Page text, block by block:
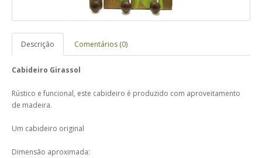
Descrição Comentários (0)
Cabideiro Girassol
Rústico e funcional, este cabideiro é produzido com aproveitamento
de madeira.
Um cabideiro original
Dimensão aproximada: